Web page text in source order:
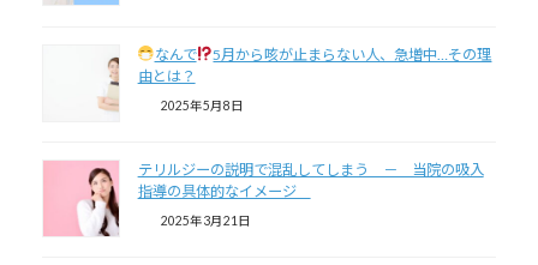
なんで
5月から咳が止まらない人、急増中…その理
由とは？
2025年5月8日
テリルジーの説明で混乱してしまう － 当院の吸入
指導の具体的なイメージ
2025年3月21日